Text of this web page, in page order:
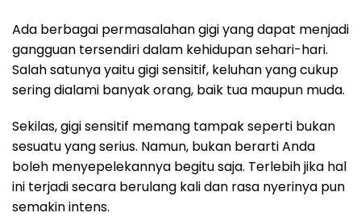
Ada berbagai permasalahan gigi yang dapat menjadi
gangguan tersendiri dalam kehidupan sehari-hari.
Salah satunya yaitu gigi sensitif, keluhan yang cukup
sering dialami banyak orang, baik tua maupun muda.
Sekilas, gigi sensitif memang tampak seperti bukan
sesuatu yang serius. Namun, bukan berarti Anda
boleh menyepelekannya begitu saja. Terlebih jika hal
ini terjadi secara berulang kali dan rasa nyerinya pun
semakin intens.